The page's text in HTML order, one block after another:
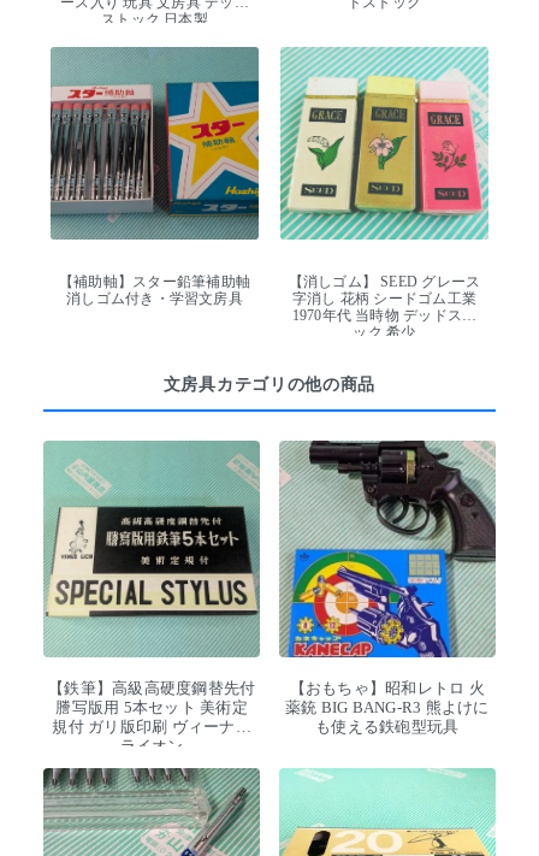
ストック 日本製
【補助軸】スター鉛筆補助軸
消しゴム付き・学習文房具
【消しゴム】 SEED グレース
字消し 花柄 シードゴム工業
1970年代 当時物 デッドスト
ック 希少
文房具カテゴリの他の商品
【鉄筆】高級高硬度鋼替先付
謄写版用 5本セット 美術定
規付 ガリ版印刷 ヴィーナス
ライオン
【おもちゃ】昭和レトロ 火
薬銃 BIG BANG-R3 熊よけに
も使える鉄砲型玩具